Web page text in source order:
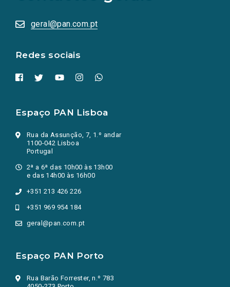
geral@pan.com.pt
Redes sociais
numa
nova
Espaço PAN Lisboa
Rua da Assunção, 7, 1.º andar
1100-042 Lisboa
Portugal
2ª a 6ª das 10h00 às 13h00
e das 14h00 às 16h00
+351 213 426 226
+351 969 954 184
geral@pan.com.pt
Espaço PAN Porto
Rua Barão Forrester, n.º 783